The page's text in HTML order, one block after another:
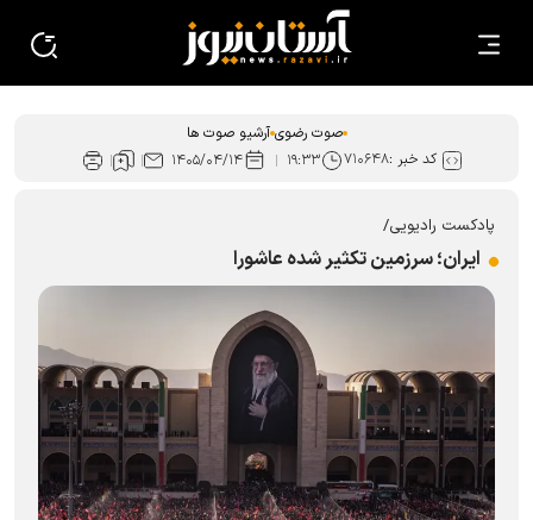
صوت رضوی آرشیو صوت ها
کد خبر :۷۱۰۶۴۸ ۱۹:۳۳ ۱۴۰۵/۰۴/۱۴
پادکست رادیویی/
ایران؛ سرزمین تکثیر شده عاشورا